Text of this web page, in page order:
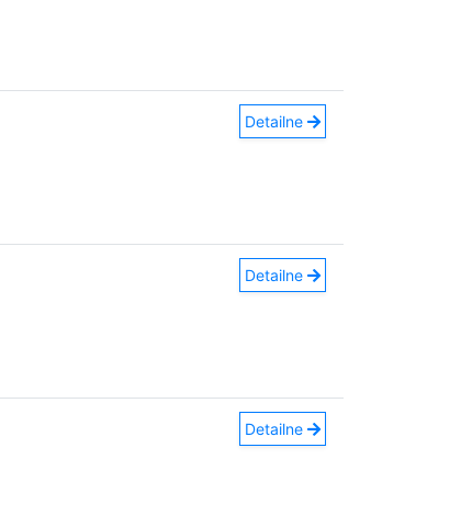
Detailne
Detailne
Detailne